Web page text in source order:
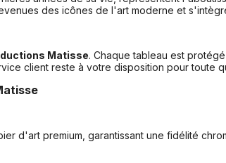
des icônes de l'art moderne et
Matisse. Chaque tableau est
client reste à votre disposition pour toute
d'art premium, garantissant une fidélité